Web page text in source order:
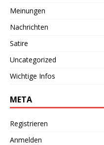
Meinungen
Nachrichten
Satire
Uncategorized
Wichtige Infos
META
Registrieren
Anmelden